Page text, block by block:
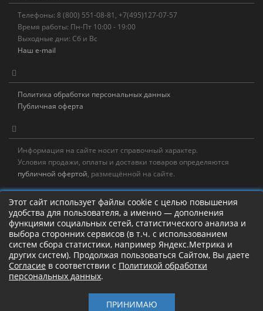
Телефоны: 8 (800) 551-08-81, +7(495)127-07-57
Время работы: Пн-Пт 10:00 - 19:00
Выходные дни: Сб и Вс
Наш e-mail
Политика обработки персональных данных
Публичная оферта
Информация на сайте носит справочный характер.
Условия продажи, оплаты и доставки товаров определяются
публичной офертой, размещённой на сайте.
Новостная рассылка
Новости, акции, распродажи и полезные советы!
Старый Шаман © 2017 – 2026
Левая панель
Этот сайт использует файлы cookie с целью повышения
удобства для пользователя, а именно — дополнения
функциями социальных сетей, статистического анализа и
выбора сторонних сервисов (в т.ч. с использованием
систем сбора статистики, например Яндекс.Метрика и
других систем). Продолжая пользоваться Сайтом, Вы даете
Согласие в соответствии с Политикой обработки
персональных данных.
ПРИНИМАЮ